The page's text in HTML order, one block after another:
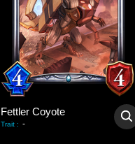
Fettler Coyote
Trait : -